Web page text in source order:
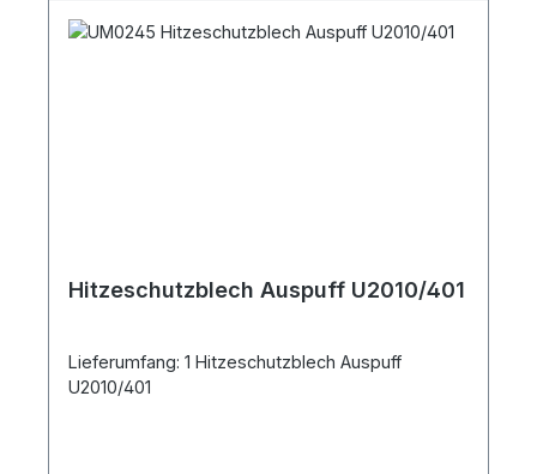
Hitzeschutzblech Auspuff U2010/401
Lieferumfang: 1 Hitzeschutzblech Auspuff
U2010/401